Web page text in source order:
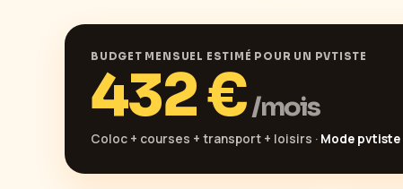
BUDGET MENSUEL ESTIMÉ POUR UN PVTISTE
432€/mois
Coloc + courses + transport + loisirs · Mode pvtiste